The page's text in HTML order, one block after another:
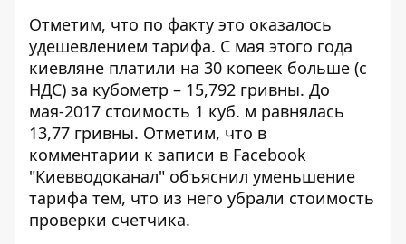
Отметим, что по факту это оказалось
удешевлением тарифа. С мая этого года
киевляне платили на 30 копеек больше (с
НДС) за кубометр – 15,792 гривны. До
мая-2017 стоимость 1 куб. м равнялась
13,77 гривны. Отметим, что в
комментарии к записи в Facebook
"Киевводоканал" объяснил уменьшение
тарифа тем, что из него убрали стоимость
проверки счетчика.